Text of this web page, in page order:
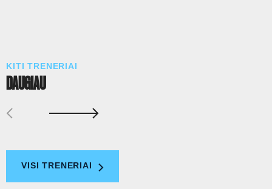
KITI TRENERIAI
DAUGIAU
VISI TRENERIAI